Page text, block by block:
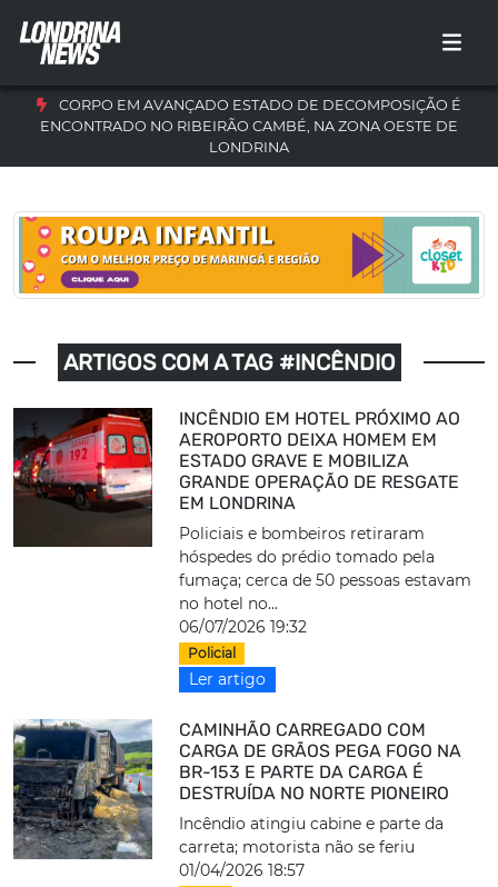
CORPO EM AVANÇADO ESTADO DE DECOMPOSIÇÃO É
ENCONTRADO NO RIBEIRÃO CAMBÉ, NA ZONA OESTE DE
LONDRINA
ARTIGOS COM A TAG #INCÊNDIO
INCÊNDIO EM HOTEL PRÓXIMO AO
AEROPORTO DEIXA HOMEM EM
ESTADO GRAVE E MOBILIZA
GRANDE OPERAÇÃO DE RESGATE
EM LONDRINA
Policiais e bombeiros retiraram
hóspedes do prédio tomado pela
fumaça; cerca de 50 pessoas estavam
no hotel no...
06/07/2026 19:32
Policial
Ler artigo
CAMINHÃO CARREGADO COM
CARGA DE GRÃOS PEGA FOGO NA
BR-153 E PARTE DA CARGA É
DESTRUÍDA NO NORTE PIONEIRO
Incêndio atingiu cabine e parte da
carreta; motorista não se feriu
01/04/2026 18:57